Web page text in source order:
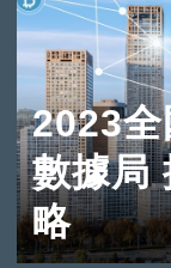
2023全
數據局
略